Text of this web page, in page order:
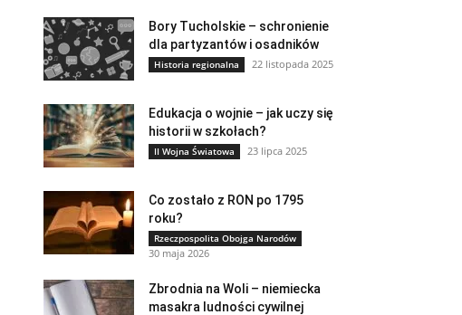
Bory Tucholskie – schronienie
dla partyzantów i osadników
Historia regionalna 22 listopada 2025
Edukacja o wojnie – jak uczy się
historii w szkołach?
II Wojna Światowa 23 lipca 2025
Co zostało z RON po 1795
roku?
Rzeczpospolita Obojga Narodów
30 maja 2026
Zbrodnia na Woli – niemiecka
masakra ludności cywilnej